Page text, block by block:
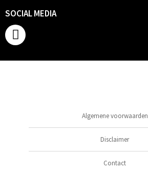
SOCIAL MEDIA
Algemene voorwaarden
Disclaimer
Contact